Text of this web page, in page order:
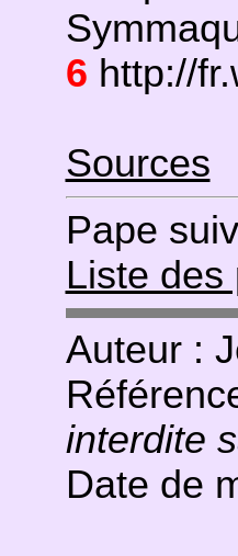
6 http://
Sources
Pape
Liste des
Auteur :
interdite
Date de